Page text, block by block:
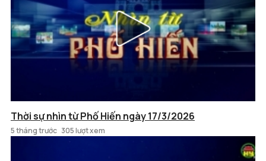
Thời sự nhìn từ Phố Hiến ngày 17/3/2026
5 tháng trước 305 lượt xem